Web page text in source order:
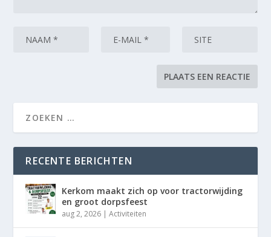
RECENTE BERICHTEN
Kerkom maakt zich op voor tractorwijding
en groot dorpsfeest
aug 2, 2026 |Activiteiten